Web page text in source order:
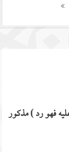
فهو رد ) مذكور